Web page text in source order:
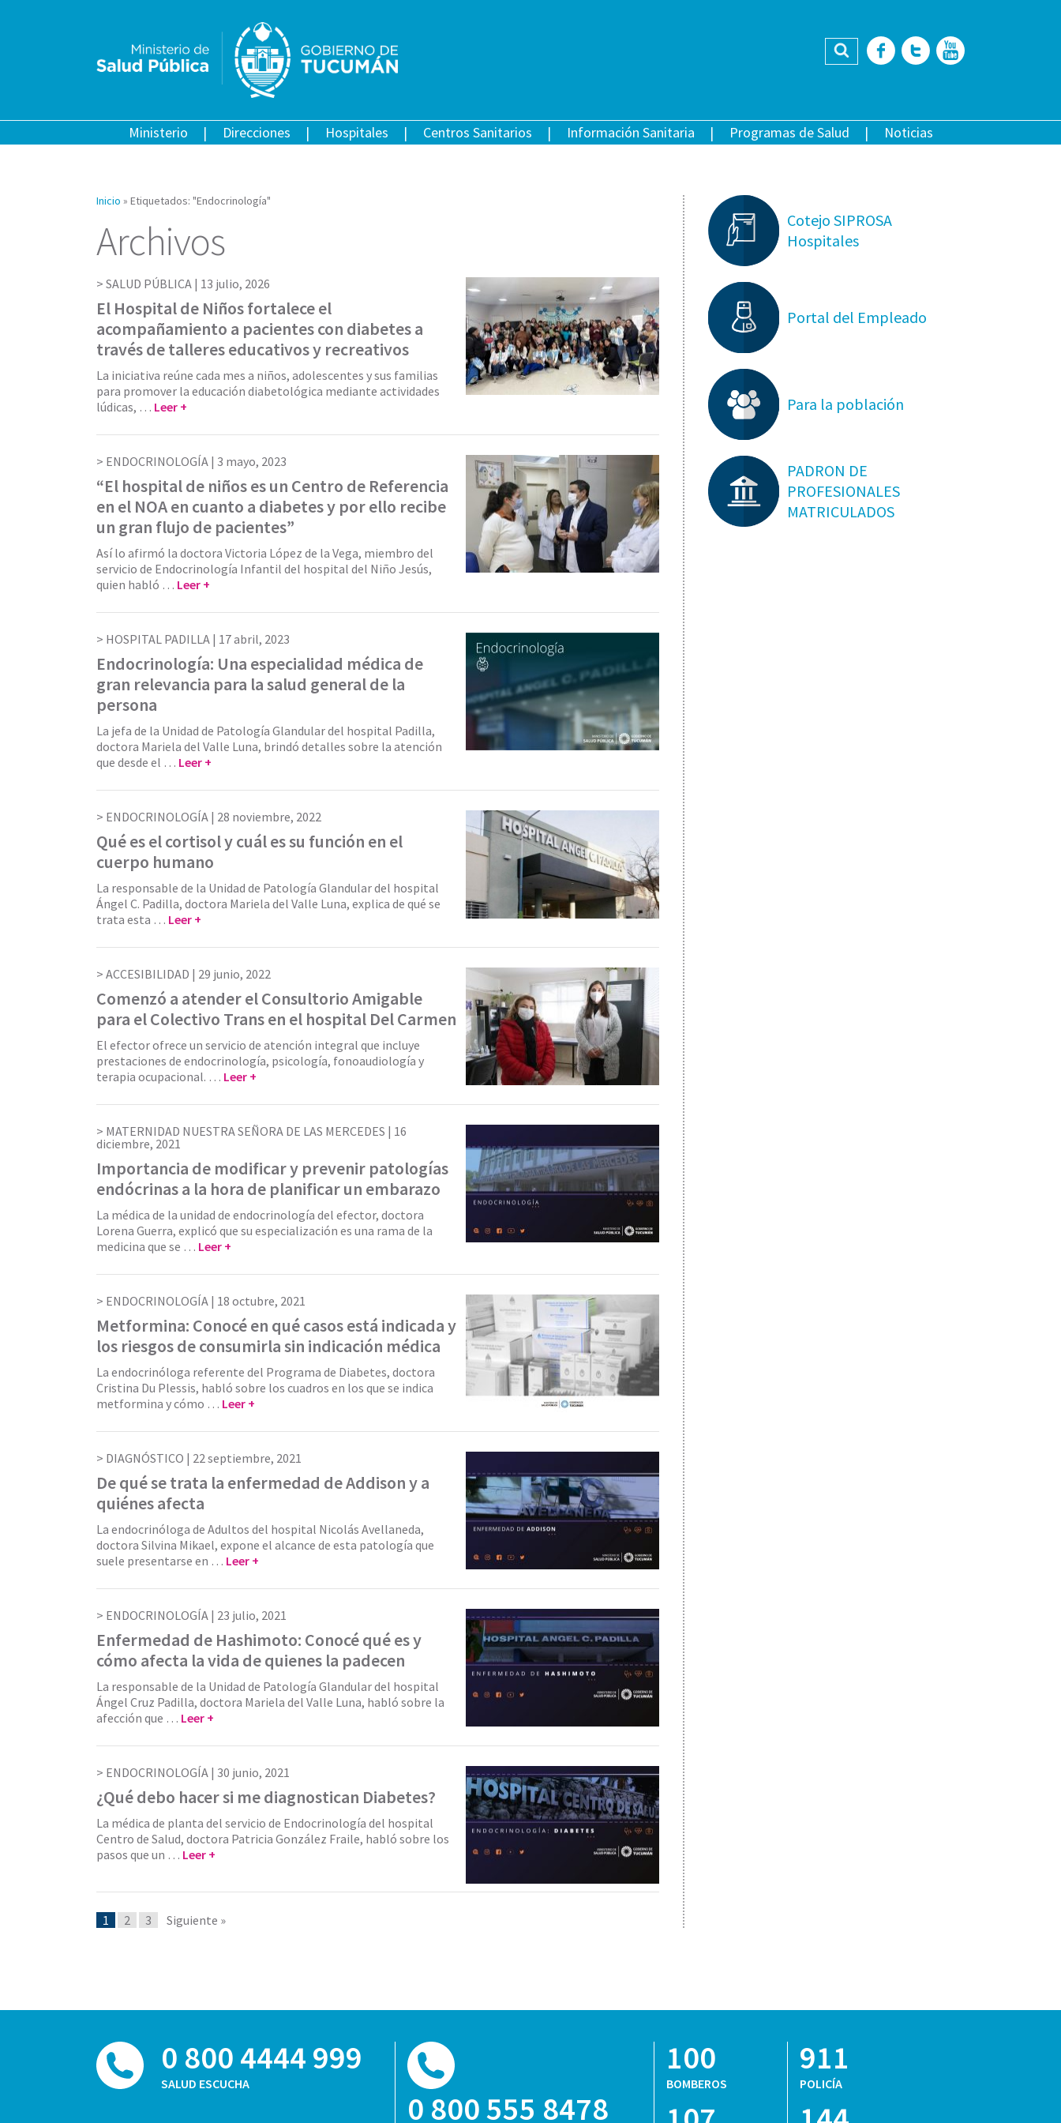
Buscar Facebook
Twitter
Ministerio Direcciones Hospitales Centros Sanitarios Información Sanitaria Programas de Salud Noticias
Inicio » Etiquetados: "Endocrinología"
Archivos
SALUD PÚBLICA | 13 julio, 2026
El Hospital de Niños fortalece el
acompañamiento a pacientes con diabetes a
través de talleres educativos y recreativos
La iniciativa reúne cada mes a niños, adolescentes y sus familias
para promover la educación diabetológica mediante actividades
lúdicas, … Leer +
ENDOCRINOLOGÍA | 3 mayo, 2023
“El hospital de niños es un Centro de Referencia
en el NOA en cuanto a diabetes y por ello recibe
un gran flujo de pacientes”
Así lo afirmó la doctora Victoria López de la Vega, miembro del
servicio de Endocrinología Infantil del hospital del Niño Jesús,
quien habló … Leer +
HOSPITAL PADILLA | 17 abril, 2023
Endocrinología: Una especialidad médica de
gran relevancia para la salud general de la
persona
La jefa de la Unidad de Patología Glandular del hospital Padilla,
doctora Mariela del Valle Luna, brindó detalles sobre la atención
que desde el … Leer +
ENDOCRINOLOGÍA | 28 noviembre, 2022
Qué es el cortisol y cuál es su función en el
cuerpo humano
La responsable de la Unidad de Patología Glandular del hospital
Ángel C. Padilla, doctora Mariela del Valle Luna, explica de qué se
trata esta … Leer +
ACCESIBILIDAD | 29 junio, 2022
Comenzó a atender el Consultorio Amigable
para el Colectivo Trans en el hospital Del Carmen
El efector ofrece un servicio de atención integral que incluye
prestaciones de endocrinología, psicología, fonoaudiología y
terapia ocupacional. … Leer +
MATERNIDAD NUESTRA SEÑORA DE LAS MERCEDES | 16
diciembre, 2021
Importancia de modificar y prevenir patologías
endócrinas a la hora de planificar un embarazo
La médica de la unidad de endocrinología del efector, doctora
Lorena Guerra, explicó que su especialización es una rama de la
medicina que se … Leer +
ENDOCRINOLOGÍA | 18 octubre, 2021
Metformina: Conocé en qué casos está indicada y
los riesgos de consumirla sin indicación médica
La endocrinóloga referente del Programa de Diabetes, doctora
Cristina Du Plessis, habló sobre los cuadros en los que se indica
metformina y cómo … Leer +
DIAGNÓSTICO | 22 septiembre, 2021
De qué se trata la enfermedad de Addison y a
quiénes afecta
La endocrinóloga de Adultos del hospital Nicolás Avellaneda,
doctora Silvina Mikael, expone el alcance de esta patología que
suele presentarse en … Leer +
ENDOCRINOLOGÍA | 23 julio, 2021
Enfermedad de Hashimoto: Conocé qué es y
cómo afecta la vida de quienes la padecen
La responsable de la Unidad de Patología Glandular del hospital
Ángel Cruz Padilla, doctora Mariela del Valle Luna, habló sobre la
afección que … Leer +
ENDOCRINOLOGÍA | 30 junio, 2021
¿Qué debo hacer si me diagnostican Diabetes?
La médica de planta del servicio de Endocrinología del hospital
Centro de Salud, doctora Patricia González Fraile, habló sobre los
pasos que un … Leer +
1 2 3 Siguiente »
Cotejo SIPROSA
Hospitales
Portal del Empleado
Para la población
PADRON DE
PROFESIONALES
MATRICULADOS
0 800 4444 999
SALUD ESCUCHA
0 800 555 8478
100
BOMBEROS
911
POLICÍA